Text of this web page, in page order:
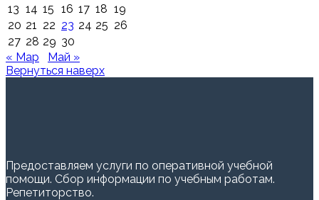
13 14 15 16 17 18 19
20 21 22 23 24 25 26
27 28 29 30
« Мар
Май »
Вернуться наверх
Предоставляем услуги по оперативной учебной
помощи. Сбор информации по учебным работам.
Репетиторство.